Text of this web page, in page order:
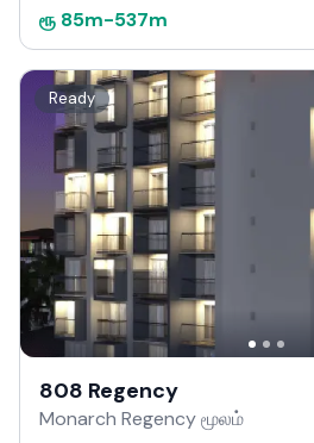
ரூ 85m-537m
Ready
808 Regency
Monarch Regency மூலம்